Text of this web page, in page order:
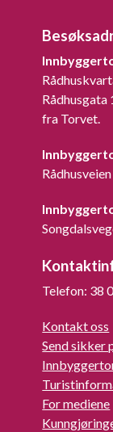
Rådhusgata
fra Torvet.
Telefon: 38
Kontakt oss
Send sikker
For mediene